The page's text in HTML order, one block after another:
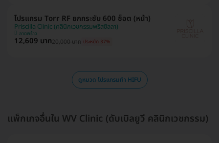
โปรแกรม Torr RF ยกกระชับ 600 ช็อต (หน้า)
Priscilla Clinic (คลินิกเวชกรรมพริสซิลลา)
ลาดพร้าว
12,609 บาท20,000 บาท ประหยัด 37%
ดูหมวด โปรแกรมทำ HIFU
แพ็กเกจอื่นใน WV Clinic (ดับเบิลยูวี คลินิกเวชกรรม)